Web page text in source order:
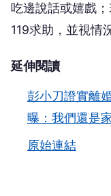
119求助，並視情
彭小刀證實離
曝：我們還是家
原始連結